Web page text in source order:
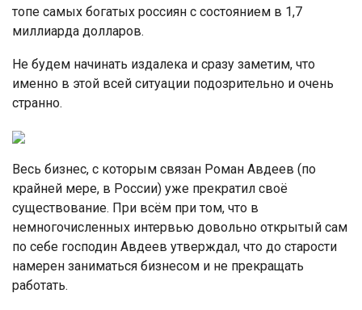
топе самых богатых россиян с состоянием в 1,7
миллиарда долларов.
Не будем начинать издалека и сразу заметим, что
именно в этой всей ситуации подозрительно и очень
странно.
Весь бизнес, с которым связан Роман Авдеев (по
крайней мере, в России) уже прекратил своё
существование. При всём при том, что в
немногочисленных интервью довольно открытый сам
по себе господин Авдеев утверждал, что до старости
намерен заниматься бизнесом и не прекращать
работать.